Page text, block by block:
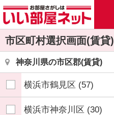
市区町村選択画面(賃貸)
神奈川県の市区郡(賃貸)
横浜市鶴見区 (57)
横浜市神奈川区 (30)